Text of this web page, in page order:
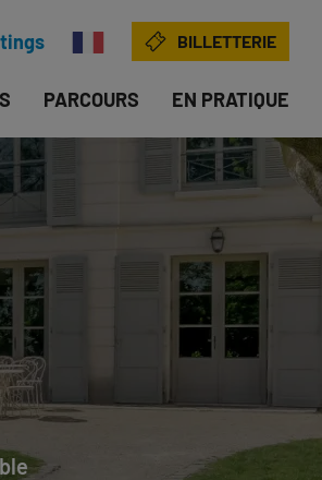
BILLETTERIE
PARCOURS EN PRATIQUE